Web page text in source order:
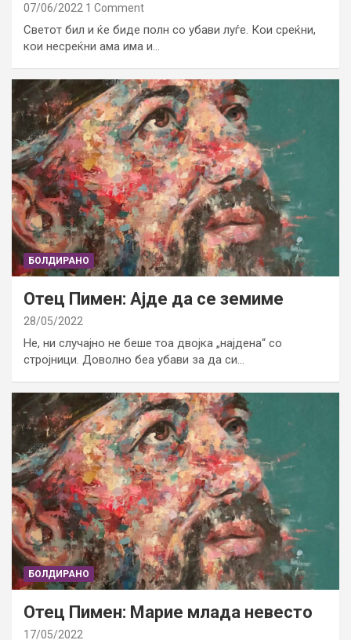
07/06/2022 1 Comment
Светот бил и ќе биде полн со убави луѓе. Кои среќни,
кои несреќни ама има и…
БОЛДИРАНО
Отец Пимен: Ајде да се земиме
28/05/2022
Не, ни случајно не беше тоа двојка „најдена“ со
стројници. Доволно беа убави за да си…
БОЛДИРАНО
Отец Пимен: Марие млада невесто
17/05/2022